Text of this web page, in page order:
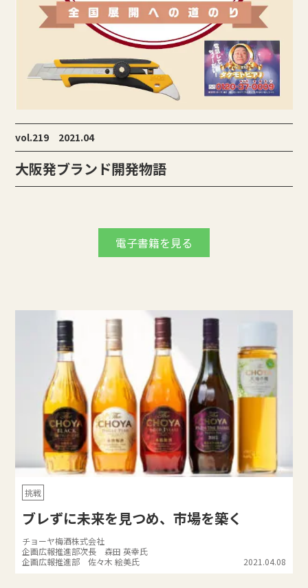
vol.219 2021.04
大阪発ブランド開発物語
電子書籍を見る
挑戦
ブレずに未来を見つめ、市場を築く
チョーヤ梅酒株式会社
企画広報推進部次長 森田 英幸氏
企画広報推進部 佐々木 絵美氏
2021.04.08